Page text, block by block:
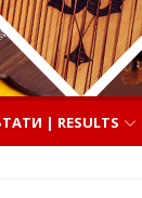
| RESULTS